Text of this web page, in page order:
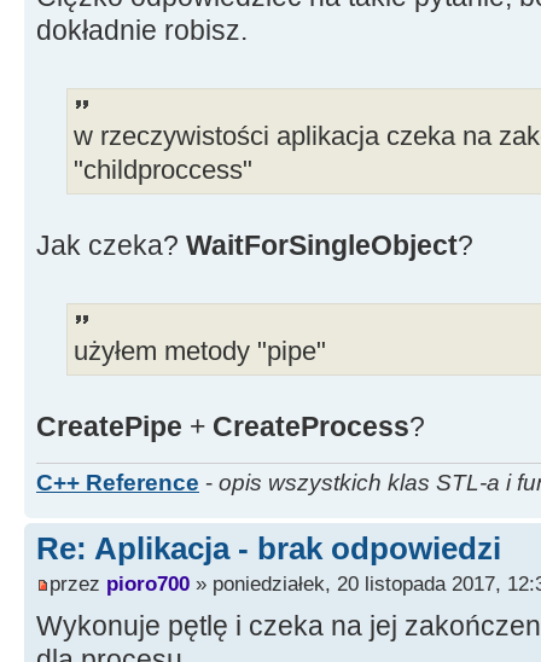
dokładnie robisz.
w rzeczywistości aplikacja czeka na
"childproccess"
Jak czeka? WaitForSingleObject?
użyłem metody "pipe"
CreatePipe + CreateProcess?
C++ Reference - opis wszystkich klas STL-a i
Re: Aplikacja - brak odpowiedzi
przez pioro700 » poniedziałek, 20 listopada 2017,
Wykonuje pętlę i czeka na jej